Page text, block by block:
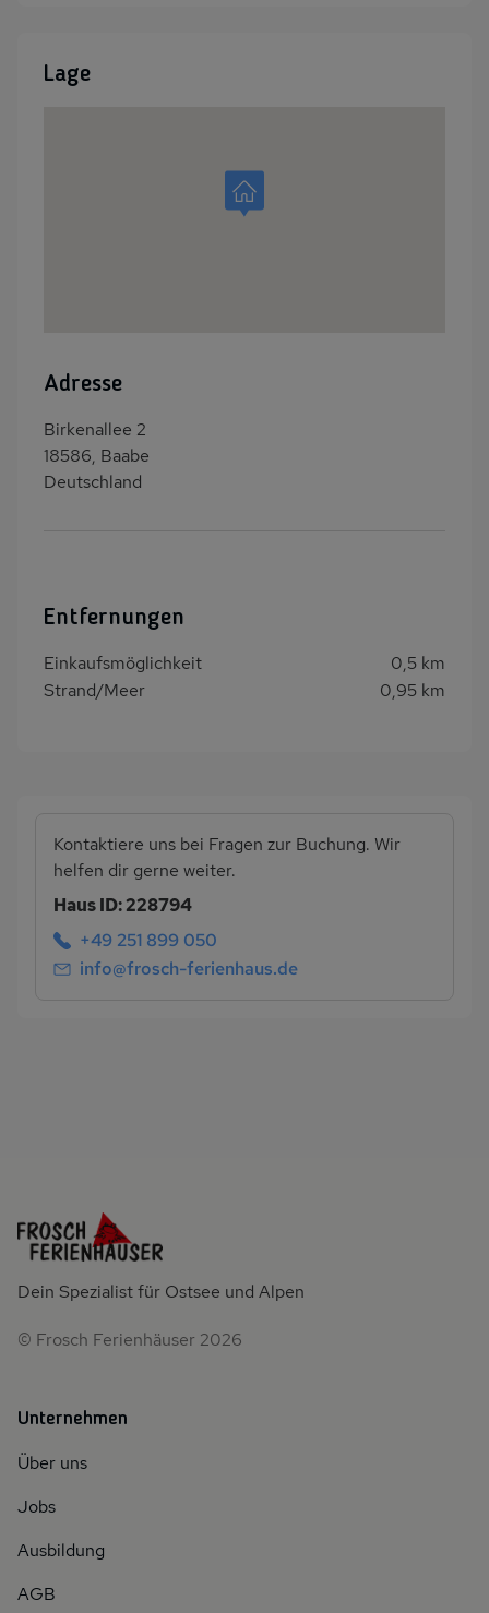
Lage
Adresse
Birkenallee 2
18586, Baabe
Deutschland
Entfernungen
Einkaufsmöglichkeit
0,5 km
Strand/Meer
0,95 km
Kontaktiere uns bei Fragen zur Buchung. Wir
helfen dir gerne weiter.
Haus ID: 228794
+49 251 899 050
info@frosch-ferienhaus.de
Dein Spezialist für Ostsee und Alpen
© Frosch Ferienhäuser 2026
Unternehmen
Über uns
Jobs
Ausbildung
AGB